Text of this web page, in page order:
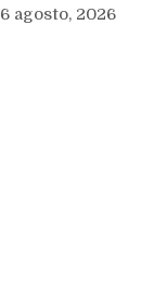
6 agosto, 2026